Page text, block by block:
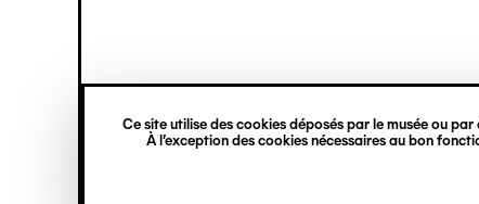
Ce site utilise des cookies déposés par le musée ou
À l’exception des cookies nécessaires au bon
verticale